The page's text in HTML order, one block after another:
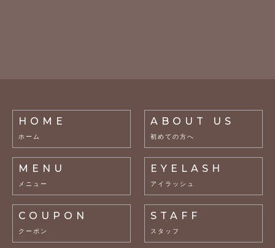
HOME
ホーム
ABOUT US
初めての方へ
MENU
メニュー
EYELASH
アイラッシュ
COUPON
クーポン
STAFF
スタッフ